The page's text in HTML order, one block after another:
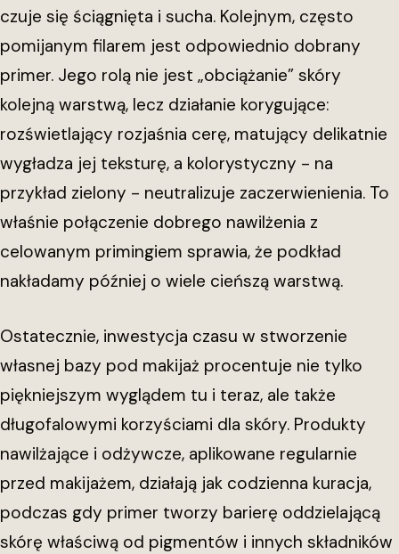
czuje się ściągnięta i sucha. Kolejnym, często
pomijanym filarem jest odpowiednio dobrany
primer. Jego rolą nie jest „obciążanie” skóry
kolejną warstwą, lecz działanie korygujące:
rozświetlający rozjaśnia cerę, matujący delikatnie
wygładza jej teksturę, a kolorystyczny - na
przykład zielony - neutralizuje zaczerwienienia. To
właśnie połączenie dobrego nawilżenia z
celowanym primingiem sprawia, że podkład
nakładamy później o wiele cieńszą warstwą.
Ostatecznie, inwestycja czasu w stworzenie
własnej bazy pod makijaż procentuje nie tylko
piękniejszym wyglądem tu i teraz, ale także
długofalowymi korzyściami dla skóry. Produkty
nawilżające i odżywcze, aplikowane regularnie
przed makijażem, działają jak codzienna kuracja,
podczas gdy primer tworzy barierę oddzielającą
skórę właściwą od pigmentów i innych składników